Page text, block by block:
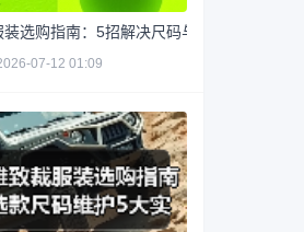
选购指南：5招解决尺码与打理难题
07-12 01:09